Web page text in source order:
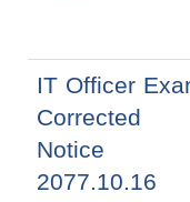
IT Officer
Corrected
Notice
2077.10.16